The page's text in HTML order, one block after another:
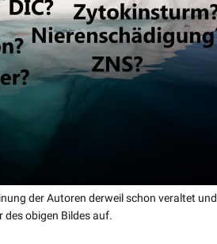
der Autoren derweil schon veraltet und
obigen Bildes auf.